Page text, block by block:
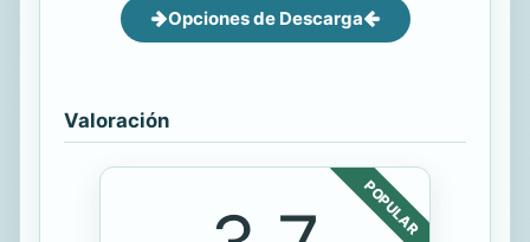
Opciones de Descarga
Valoración
POPULAR